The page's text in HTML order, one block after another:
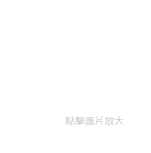
點擊圖片放大